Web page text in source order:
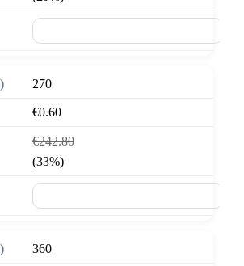
270
€0.60
€242.80
(33%)
360